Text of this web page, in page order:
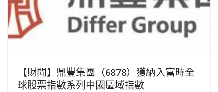
【財聞】鼎豐集團（6878）獲納入富時全
球股票指數系列中國區域指數